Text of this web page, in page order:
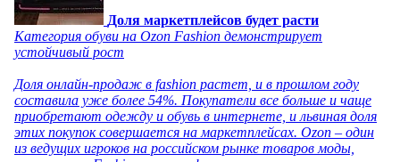
Доля маркетплейсов будет расти
Категория обуви на Ozon Fashion демонстрирует
устойчивый рост
Доля онлайн-продаж в fashion растет, и в прошлом году
составила уже более 54%. Покупатели все больше и чаще
приобретают одежду и обувь в интернете, и львиная доля
этих покупок совершается на маркетплейсах. Ozon – один
из ведущих игроков на российском рынке товаров моды,